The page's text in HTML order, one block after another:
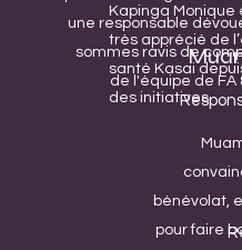
une responsable
sommes ravis de
de l'équipe de FA
Kapinga Monique
très apprécié de
santé Kasai
des initiatives.
bénévolat,
pour faire